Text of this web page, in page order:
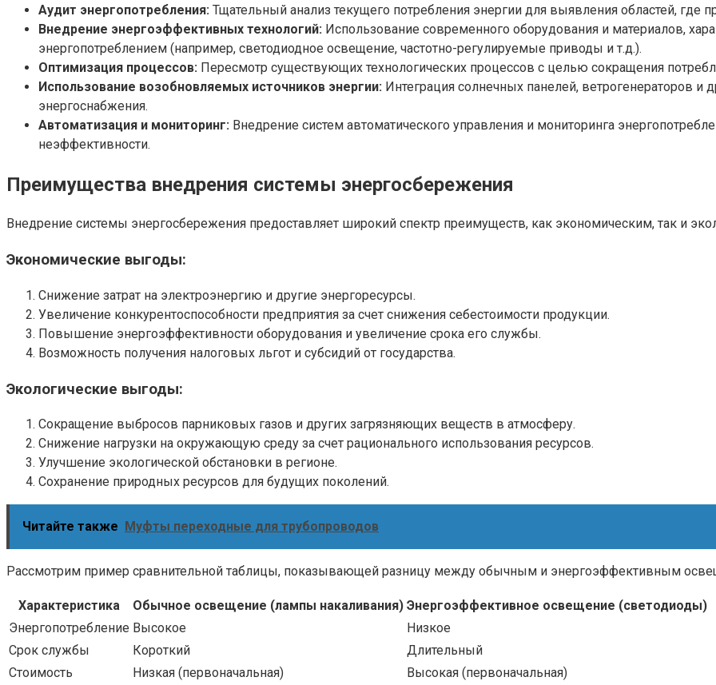
Аудит энергопотребления: Тщательный анализ текущего потребления энергии для выявления областей, где
Внедрение энергоэффективных технологий: Использование современного оборудования и материалов,
энергопотреблением (например, светодиодное освещение, частотно-регулируемые приводы и т.д.).
Оптимизация процессов: Пересмотр существующих технологических процессов с целью сокращения
Использование возобновляемых источников энергии: Интеграция солнечных панелей, ветрогенераторов и
энергоснабжения.
Автоматизация и мониторинг: Внедрение систем автоматического управления и мониторинга
неэффективности.
Преимущества внедрения системы энергосбережения
Внедрение системы энергосбережения предоставляет широкий спектр преимуществ, как экономическим, так и
Экономические выгоды:
Снижение затрат на электроэнергию и другие энергоресурсы.
Увеличение конкурентоспособности предприятия за счет снижения себестоимости продукции.
Повышение энергоэффективности оборудования и увеличение срока его службы.
Возможность получения налоговых льгот и субсидий от государства.
Экологические выгоды:
Сокращение выбросов парниковых газов и других загрязняющих веществ в атмосферу.
Снижение нагрузки на окружающую среду за счет рационального использования ресурсов.
Улучшение экологической обстановки в регионе.
Сохранение природных ресурсов для будущих поколений.
Читайте также Муфты переходные для трубопроводов
Рассмотрим пример сравнительной таблицы, показывающей разницу между обычным и энергоэффективным
Характеристика Обычное освещение (лампы накаливания) Энергоэффективное освещение (светодиоды)
Энергопотребление Высокое
Низкое
Срок службы
Короткий
Длительный
Стоимость
Низкая (первоначальная)
Высокая (первоначальная)